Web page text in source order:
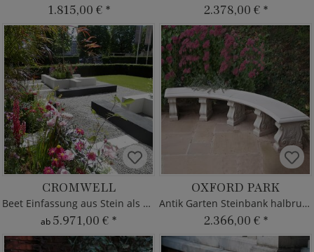
1.815,00 € * 2.378,00 € *
CROMWELL
Beet Einfassung aus Stein als Sitzbank
ab 5.971,00 € *
OXFORD PARK
Antik Garten Steinbank halbrund
2.366,00 € *